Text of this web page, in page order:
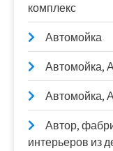
комплекс
Автомойка
Автомойка,
Автомойка,
Автор,
интерьеров из